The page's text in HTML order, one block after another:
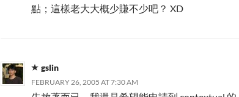
點；這樣老大大概少賺不少吧？ XD
gslin
FEBRUARY 26, 2005 AT 7:30 AM